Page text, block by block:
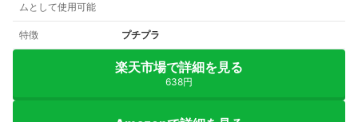
ムとして使用可能
特徴 プチプラ
楽天市場で詳細を見る
638円